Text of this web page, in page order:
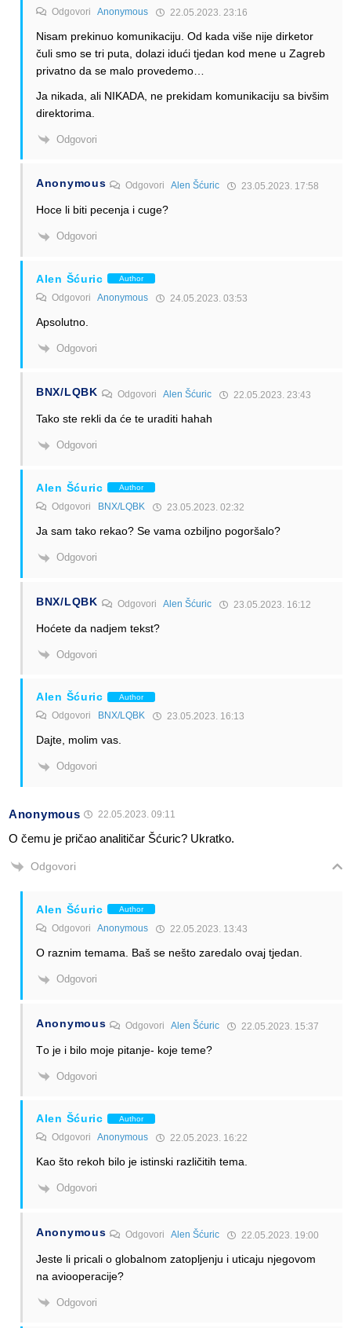
Odgovori Anonymous 22.05.2023. 23:16
Nisam prekinuo komunikaciju. Od kada više nije dirketor
čuli smo se tri puta, dolazi idući tjedan kod mene u Zagreb
privatno da se malo provedemo…
Ja nikada, ali NIKADA, ne prekidam komunikaciju sa bivšim
direktorima.
Odgovori
Anonymous OdgovoriAlen Šćuric 23.05.2023. 17:58
Hoce li biti pecenja i cuge?
Odgovori
Alen Šćuric Author
Odgovori Anonymous 24.05.2023. 03:53
Apsolutno.
Odgovori
BNX/LQBK Odgovori Alen Šćuric 22.05.2023. 23:43
Tako ste rekli da će te uraditi hahah
Odgovori
Alen Šćuric Author
Odgovori BNX/LQBK 23.05.2023. 02:32
Ja sam tako rekao? Se vama ozbiljno pogoršalo?
Odgovori
BNX/LQBK Odgovori Alen Šćuric 23.05.2023. 16:12
Hoćete da nadjem tekst?
Odgovori
Alen Šćuric Author
Odgovori BNX/LQBK 23.05.2023. 16:13
Dajte, molim vas.
Odgovori
Anonymous 22.05.2023. 09:11
O čemu je pričao analitičar Šćuric? Ukratko.
Odgovori
Alen Šćuric Author
Odgovori Anonymous 22.05.2023. 13:43
O raznim temama. Baš se nešto zaredalo ovaj tjedan.
Odgovori
Anonymous OdgovoriAlen Šćuric 22.05.2023. 15:37
Тo je i bilo moje pitanje- koje teme?
Odgovori
Alen Šćuric Author
Odgovori Anonymous 22.05.2023. 16:22
Kao što rekoh bilo je istinski različitih tema.
Odgovori
Anonymous OdgovoriAlen Šćuric 22.05.2023. 19:00
Jeste li pricali o globalnom zatopljenju i uticaju njegovom
na aviooperacije?
Odgovori